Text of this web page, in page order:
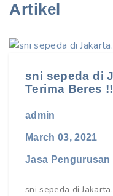
Artikel
sni sepeda di
Terima Beres !!
admin
March 03, 2021
Jasa Pengurusan
sni sepeda di